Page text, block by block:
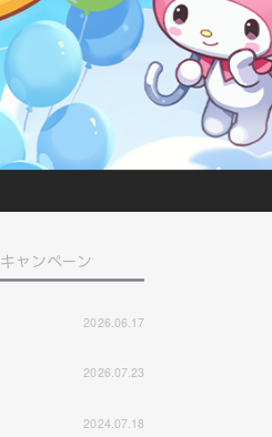
キャンペーン
2026.06.17
2026.07.23
2024.07.18